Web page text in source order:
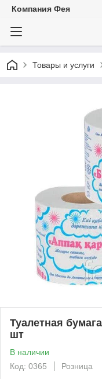
Компания Фея
Товары и услуги
Туалетная
шт
В наличии
Код: 0365
Розница